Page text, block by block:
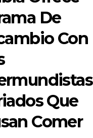
De
Con
Que
Comer